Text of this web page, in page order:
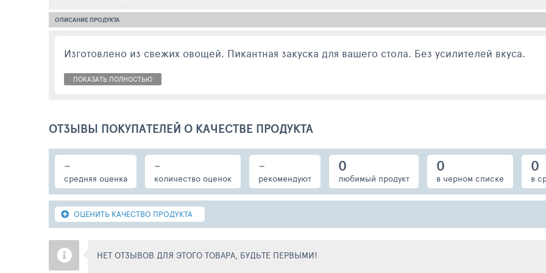
ОПИСАНИЕ ПРОДУКТА
Изготовлено из свежих овощей. Пикантная закуска для вашего стола. Без усилителей вкуса.
ПОКАЗАТЬ ПОЛНОСТЬЮ
ОТЗЫВЫ ПОКУПАТЕЛЕЙ О КАЧЕСТВЕ ПРОДУКТА
-
средняя оценка
-
количество оценок
-
рекомендуют
0
любимый продукт
0
в черном списке
0
в
ОЦЕНИТЬ КАЧЕСТВО ПРОДУКТА
НЕТ ОТЗЫВОВ ДЛЯ ЭТОГО ТОВАРА, БУДЬТЕ ПЕРВЫМИ!